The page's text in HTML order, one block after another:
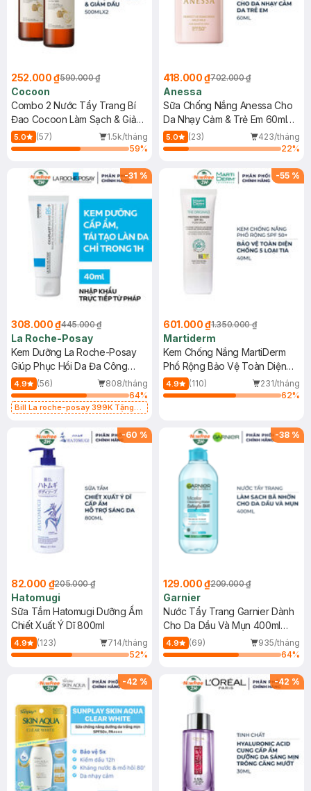
252.000 ₫590.000 ₫
Cocoon
Combo 2 Nước Tẩy Trang Bí
Đao Cocoon Làm Sạch & Giảm
Dầu 500ml
5.0 (57)
1.5k/tháng
59%
418.000 ₫702.000 ₫
Anessa
Sữa Chống Nắng Anessa Cho
Da Nhạy Cảm & Trẻ Em 60ml
(Mới)
5.0 (23)
423/tháng
22%
-31 %
308.000 ₫445.000 ₫
La Roche-Posay
Kem Dưỡng La Roche-Posay
Giúp Phục Hồi Da Đa Công
Dụng 40ml
4.9 (56)
808/tháng
64%
Bill La roche-posay 399K Tặng
(SL có hạn)
-55 %
601.000 ₫1.350.000 ₫
Martiderm
Kem Chống Nắng MartiDerm
Phổ Rộng Bảo Vệ Toàn Diện
40ml
4.9 (110)
231/tháng
62%
-60 %
82.000 ₫205.000 ₫
Hatomugi
Sữa Tắm Hatomugi Dưỡng Ẩm
Chiết Xuất Ý Dĩ 800ml
4.9 (123)
714/tháng
52%
-38 %
129.000 ₫209.000 ₫
Garnier
Nước Tẩy Trang Garnier Dành
Cho Da Dầu Và Mụn 400ml
(Mới)
4.9 (69)
935/tháng
64%
-42 % -42 %